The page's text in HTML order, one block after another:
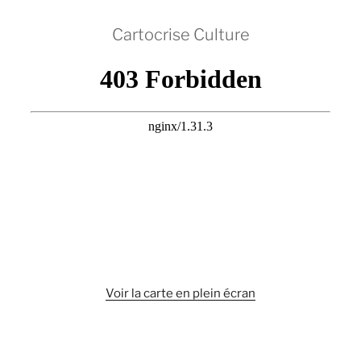
Cartocrise Culture
Voir la carte en plein écran